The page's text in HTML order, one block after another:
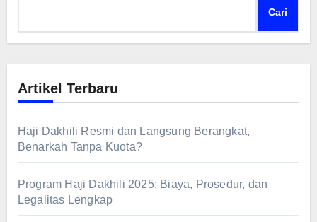
Cari
Artikel Terbaru
Haji Dakhili Resmi dan Langsung Berangkat,
Benarkah Tanpa Kuota?
Program Haji Dakhili 2025: Biaya, Prosedur, dan
Legalitas Lengkap